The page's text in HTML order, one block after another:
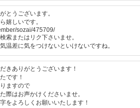
とうございます。
嬉しいです。
sozai/475709/
索またはリク下さいませ。
温差に気をつけないといけないですね。
きありがとうございます！
です！
ますので
際はお声かけくださいませ。
をよろしくお願いいたします！